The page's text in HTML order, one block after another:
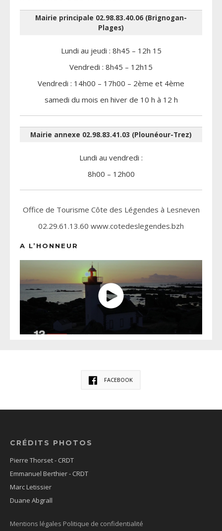
Mairie principale 02.98.83.40.06 (Brignogan-
Plages)
Lundi au jeudi : 8h45 – 12h 15
Vendredi : 8h45 – 12h15
Vendredi : 14h00 – 17h00 – 2ème et 4ème
samedi du mois en hiver de 10 h à 12 h
Mairie annexe 02.98.83.41.03 (Plounéour-Trez)
Lundi au vendredi :
8h00 – 12h00
Office de Tourisme Côte des Légendes à Lesneven
02.29.61.13.60 www.cotedeslegendes.bzh
A L’HONNEUR
FACEBOOK
CRÉDITS PHOTOS
Pierre Thorset - CRDT
Emmanuel Berthier - CRDT
Marc Letissier
Duane Abgrall
Mentions légales Politique de confidentialité